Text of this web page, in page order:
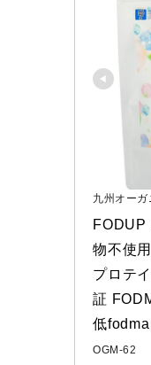
九州オー
FODUP
物不使
プロテ
証
低
OGM-62